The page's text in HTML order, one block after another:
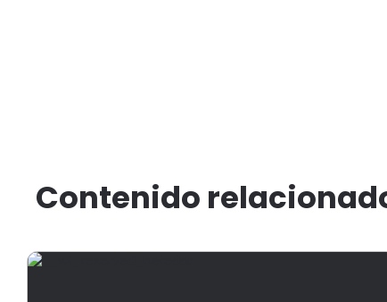
Contenido